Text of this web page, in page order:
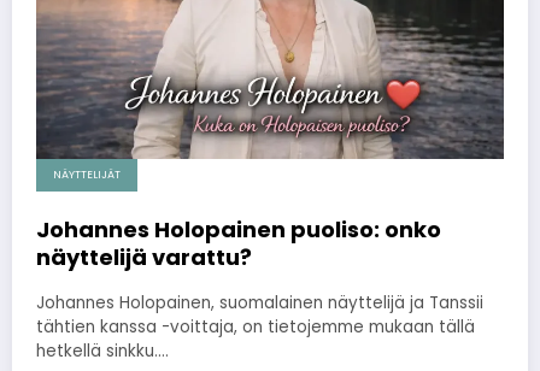
NÄYTTELIJÄT
Johannes Holopainen puoliso: onko
näyttelijä varattu?
Johannes Holopainen, suomalainen näyttelijä ja Tanssii
tähtien kanssa -voittaja, on tietojemme mukaan tällä
hetkellä sinkku.…